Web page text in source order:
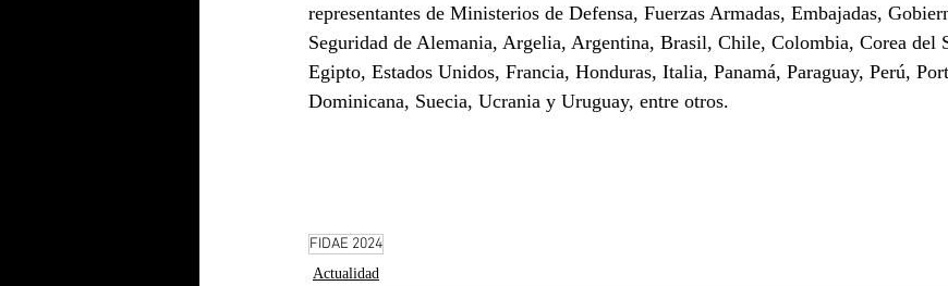
representantes de Ministerios de Defensa, Fuerzas Armadas, Embajadas,
Seguridad de Alemania, Argelia, Argentina, Brasil, Chile, Colombia, Corea del
Egipto, Estados Unidos, Francia, Honduras, Italia, Panamá, Paraguay, Perú,
Dominicana, Suecia, Ucrania y Uruguay, entre otros.
FIDAE 2024
Actualidad